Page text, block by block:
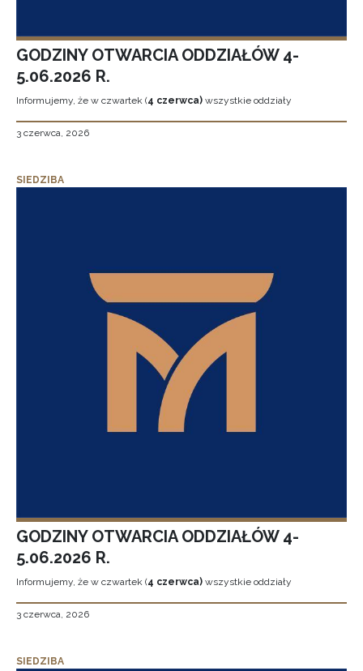
GODZINY OTWARCIA ODDZIAŁÓW 4-
5.06.2026 R.
Informujemy, że w czwartek (4 czerwca) wszystkie oddziały
3 czerwca, 2026
SIEDZIBA
GODZINY OTWARCIA ODDZIAŁÓW 4-
5.06.2026 R.
Informujemy, że w czwartek (4 czerwca) wszystkie oddziały
3 czerwca, 2026
SIEDZIBA